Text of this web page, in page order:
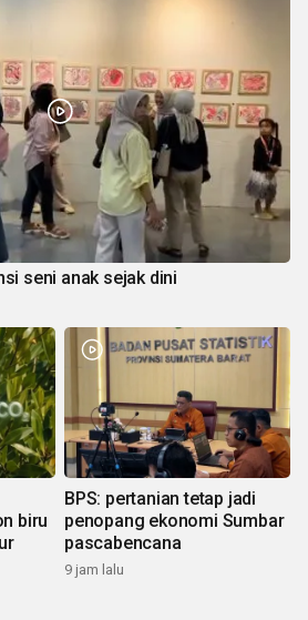
seni anak sejak dini
biru
BPS: pertanian tetap jadi
penopang ekonomi Sumbar
pascabencana
9 jam lalu